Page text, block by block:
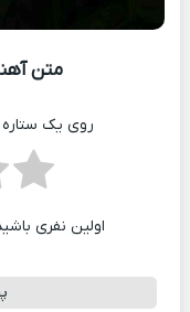
متن آهنگ
روی یک ستاره
اولین نفری